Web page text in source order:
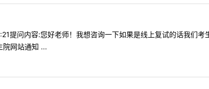
问内容:您好老师！我想咨询一下如果是线上复试的话我们考
院网站通知 ...